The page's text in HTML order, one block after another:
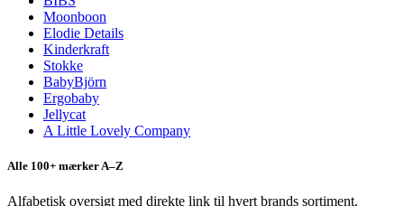
Moonboon
Elodie Details
Kinderkraft
Stokke
BabyBjörn
Ergobaby
Jellycat
A Little Lovely Company
Alle 100+ mærker A–Z
Alfabetisk oversigt med direkte link til hvert brands sortiment.